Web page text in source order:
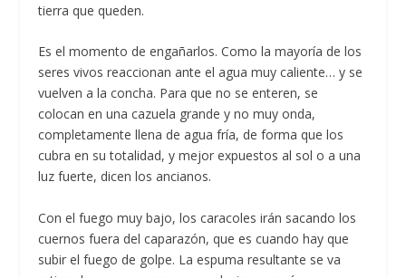
tierra que queden.
Es el momento de engañarlos. Como la mayoría de los
seres vivos reaccionan ante el agua muy caliente… y se
vuelven a la concha. Para que no se enteren, se
colocan en una cazuela grande y no muy onda,
completamente llena de agua fría, de forma que los
cubra en su totalidad, y mejor expuestos al sol o a una
luz fuerte, dicen los ancianos.
Con el fuego muy bajo, los caracoles irán sacando los
cuernos fuera del caparazón, que es cuando hay que
subir el fuego de golpe. La espuma resultante se va